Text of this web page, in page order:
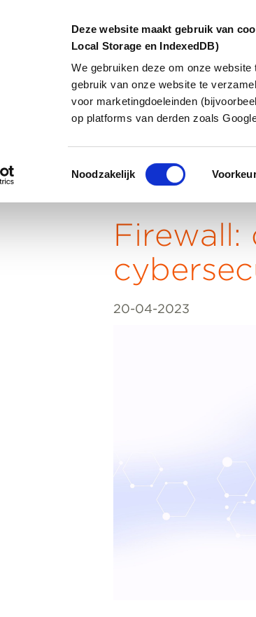
Deze website maakt gebruik van
Local Storage en IndexedDB)
We gebruiken deze om onze
gebruik van onze website te
voor marketingdoeleinden
op platforms van derden zoals
Toestemmingsselectie
Noodzakelijk
DIENSTEN OPLOSSINGEN
Firewall:
20-04-2023